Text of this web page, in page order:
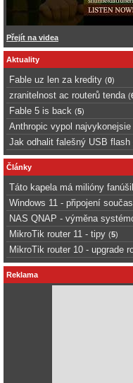
Přejít na videa
Aktuality
Fable uz len za kredity (0)
zranitelnost ac routerů tenda (
Fable 5 is back (5)
Anthropic vypol
Jak odhalit falešný USB flash
Články
Táto kapela má milióny
Windows 11 - připojení
NAS QNAP - výměna
MikroTik router 11 - tipy (5)
MikroTik router 10 - upgrade
Reklama